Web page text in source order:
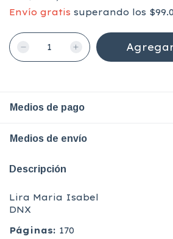
Envío gratis superando los
Medios de pago
Medios de envío
Descripción
Lira Maria Isabel
DNX
Páginas: 170